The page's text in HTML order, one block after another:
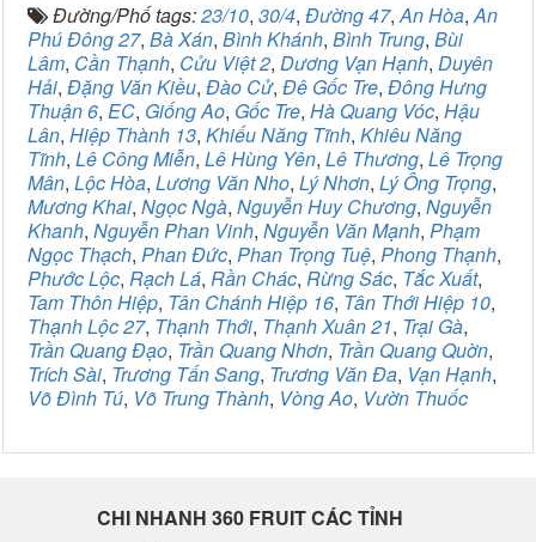
Đường/Phố tags:23/10, 30/4, Đường 47,An Hòa,An
Phú Đông 27, Bà Xán, Bình Khánh, Bình Trung, Bùi
Lâm, Cần Thạnh, Cửu Việt 2, Dương Vạn Hạnh, Duyên
Hải, Đặng Văn Kiều, Đào Cử, Đê Gốc Tre, Đông Hưng
Thuận 6, EC, Giống Ao, Gốc Tre, Hà Quang Vóc, Hậu
Lân, Hiệp Thành 13, Khiếu Năng Tĩnh, Khiêu Năng
Tĩnh, Lê Công Miễn, Lê Hùng Yên, Lê Thương, Lê Trọng
Mân, Lộc Hòa, Lương Văn Nho, Lý Nhơn, Lý Ông Trọng,
Mương Khai, Ngọc Ngà, Nguyễn Huy Chương, Nguyễn
Khanh, Nguyễn Phan Vinh, Nguyễn Văn Mạnh, Phạm
Ngọc Thạch, Phan Đức, Phan Trọng Tuệ, Phong Thạnh,
Phước Lộc, Rạch Lá, Rần Chác, Rừng Sác, Tắc Xuất,
Tam Thôn Hiệp, Tân Chánh Hiệp 16, Tân Thới Hiệp 10,
Thạnh Lộc 27, Thạnh Thới, Thạnh Xuân 21, Trại Gà,
Trần Quang Đạo, Trần Quang Nhơn, Trần Quang Quờn,
Trích Sài, Trương Tấn Sang, Trương Văn Đa, Vạn Hạnh,
Võ Đình Tú, Võ Trung Thành, Vòng Ao, Vườn Thuốc
CHI NHANH 360 FRUIT CÁC TỈNH